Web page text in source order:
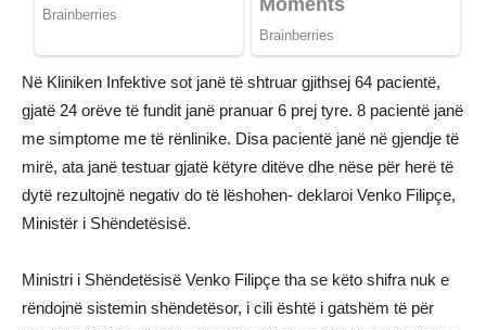
Në Kliniken Infektive sot janë të shtruar gjithsej 64 pacientë,
gjatë 24 orëve të fundit janë pranuar 6 prej tyre. 8 pacientë janë
me simptome me të rënlinike. Disa pacientë janë në gjendje të
mirë, ata janë testuar gjatë këtyre ditëve dhe nëse për herë të
dytë rezultojnë negativ do të lëshohen- deklaroi Venko Filipçe,
Ministër i Shëndetësisë.
Ministri i Shëndetësisë Venko Filipçe tha se këto shifra nuk e
rëndojnë sistemin shëndetësor, i cili është i gatshëm të për